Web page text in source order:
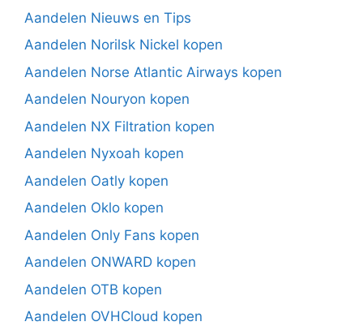
Aandelen Nieuws en Tips
Aandelen Norilsk Nickel kopen
Aandelen Norse Atlantic Airways kopen
Aandelen Nouryon kopen
Aandelen NX Filtration kopen
Aandelen Nyxoah kopen
Aandelen Oatly kopen
Aandelen Oklo kopen
Aandelen Only Fans kopen
Aandelen ONWARD kopen
Aandelen OTB kopen
Aandelen OVHCloud kopen